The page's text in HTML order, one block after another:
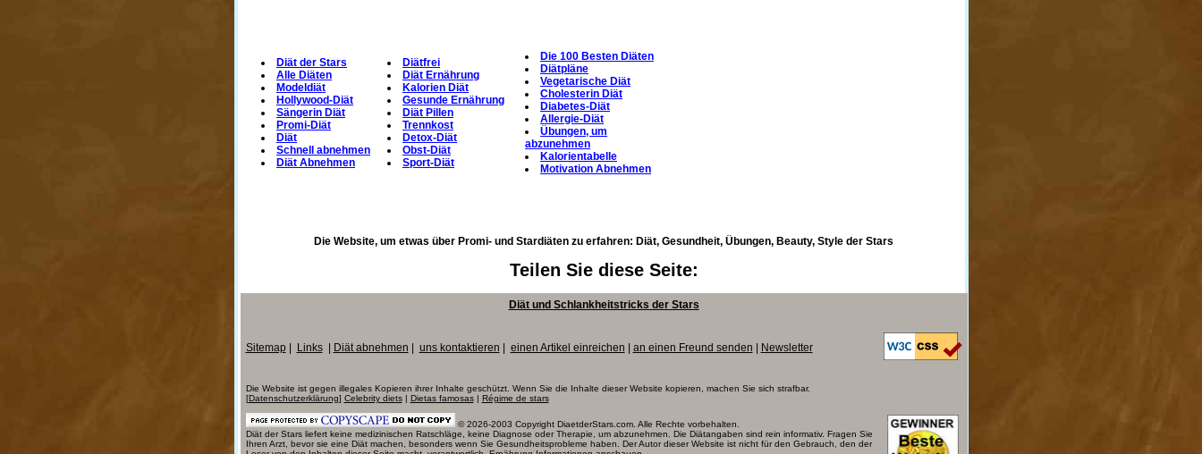
Diät der Stars
Alle Diäten
Modeldiät
Hollywood-Diät
Sängerin Diät
Promi-Diät
Diät
Schnell abnehmen
Diät Abnehmen
Diätfrei
Diät Ernährung
Kalorien Diät
Gesunde Ernährung
Diät Pillen
Trennkost
Detox-Diät
Obst-Diät
Sport-Diät
Die 100 Besten Diäten
Diätpläne
Vegetarische Diät
Cholesterin Diät
Diabetes-Diät
Allergie-Diät
Übungen, um
abzunehmen
Kalorientabelle
Motivation Abnehmen
Die Website, um etwas über Promi- und Stardiäten zu erfahren: Diät, Gesundheit, Übungen, Beauty, Style der Stars
Teilen Sie diese Seite:
Diät und Schlankheitstricks der Stars
Sitemap| Links| Diät abnehmen uns kontaktieren einen Artikel einreichen an einen Freund senden Newsletter
Die Website ist gegen illegales Kopieren ihrer Inhalte geschützt. Wenn Sie die Inhalte dieser Website kopieren, machen Sie sich strafbar.
[Datenschutzerklärung] Celebrity diets| Dietas famosas| Régime de stars
© 2026-2003 Copyright DiaetderStars.com. Alle Rechte vorbehalten.
Diät der Stars liefert keine medizinischen Ratschläge, keine Diagnose oder Therapie, um abzunehmen. Die Diätangaben sind rein informativ. Fragen Sie
Ihren Arzt, bevor sie eine Diät machen, besonders wenn Sie Gesundheitsprobleme haben. Der Autor dieser Website ist nicht für den Gebrauch, den der